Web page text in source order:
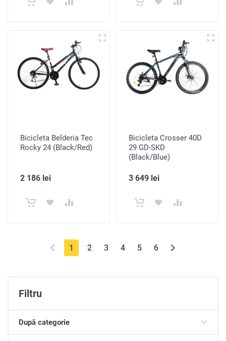
Filtru
După categorie
Bicicleta Belderia Tec
Rocky 24 (Black/Red)
2 186 lei
Bicicleta Crosser 40D
29 GD-SKD
(Black/Blue)
3 649 lei
1 (current)
2 3 4 5 6